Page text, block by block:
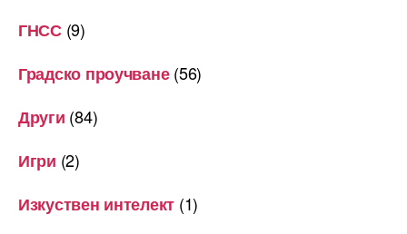
ГНСС(9)
Градско проучване(56)
Други (84)
Игри (2)
Изкуствен интелект (1)